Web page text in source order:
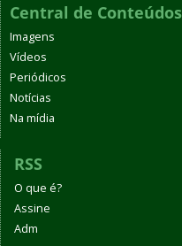
Central de Conteúdos
Imagens
Vídeos
Periódicos
Notícias
Na mídia
RSS
O que é?
Assine
Adm